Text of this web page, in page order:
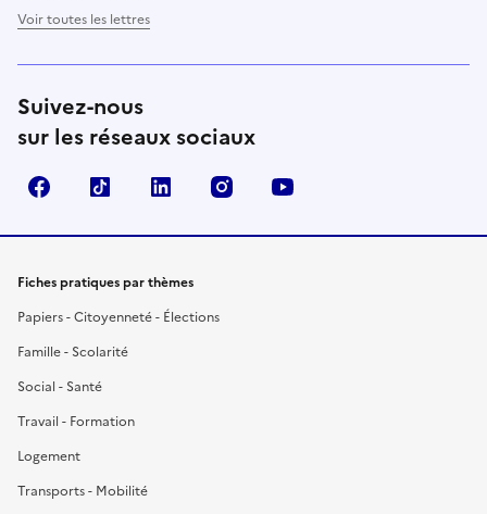
Voir toutes les lettres
Suivez-nous
sur les réseaux sociaux
FacebookTikTok LinkedIn Instagram
Fiches pratiques par thèmes
Papiers - Citoyenneté - Élections
Famille - Scolarité
Social - Santé
Travail - Formation
Logement
Transports - Mobilité